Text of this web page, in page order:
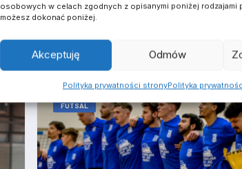
osobowych w celach zgodnych z opisanymi poniżej rodzajami
możesz dokonać poniżej.
Akceptuję Odmów
Polityka prywatności stronyPolityka
FUTSAL